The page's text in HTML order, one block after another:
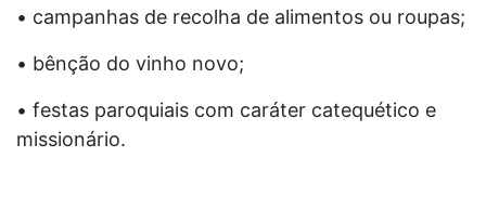
• campanhas de recolha de alimentos ou roupas;
• bênção do vinho novo;
• festas paroquiais com caráter catequético e
missionário.